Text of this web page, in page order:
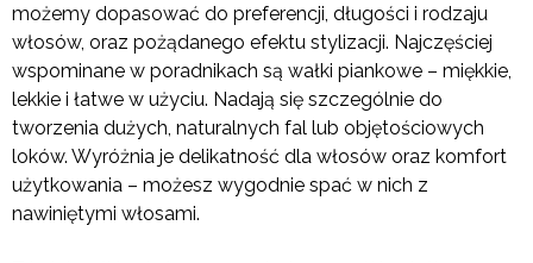
możemy dopasować do preferencji, długości i rodzaju
włosów, oraz pożądanego efektu stylizacji. Najczęściej
wspominane w poradnikach są wałki piankowe – miękkie,
lekkie i łatwe w użyciu. Nadają się szczególnie do
tworzenia dużych, naturalnych fal lub objętościowych
loków. Wyróżnia je delikatność dla włosów oraz komfort
użytkowania – możesz wygodnie spać w nich z
nawiniętymi włosami.